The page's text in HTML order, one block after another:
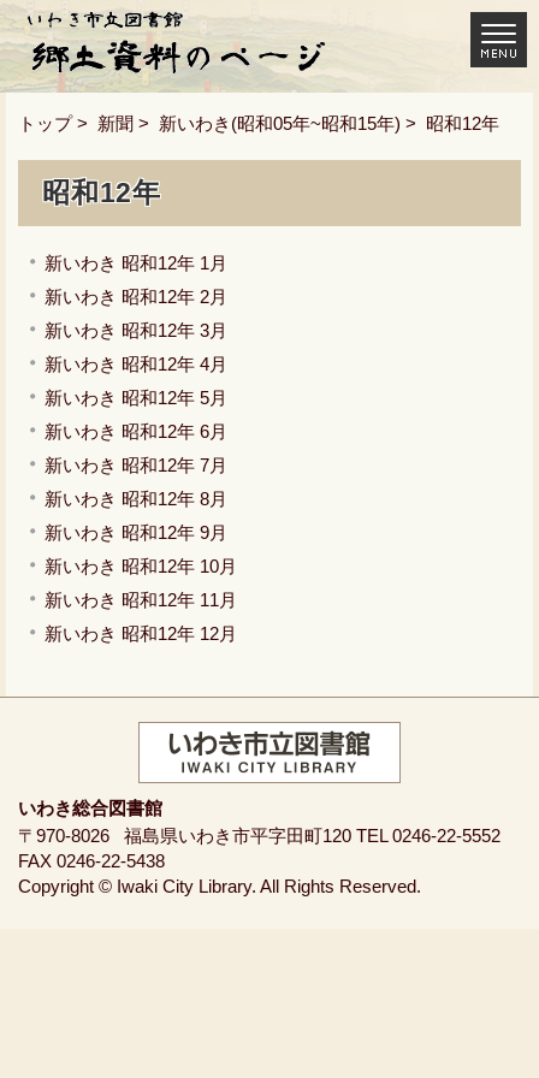
トップ> 新聞 > 新いわき(昭和05年~昭和15年) > 昭和12年
昭和12年
新いわき 昭和12年 1月
新いわき 昭和12年 2月
新いわき 昭和12年 3月
新いわき 昭和12年 4月
新いわき 昭和12年 5月
新いわき 昭和12年 6月
新いわき 昭和12年 7月
新いわき 昭和12年 8月
新いわき 昭和12年 9月
新いわき 昭和12年 10月
新いわき 昭和12年 11月
新いわき 昭和12年 12月
いわき総合図書館
〒970-8026
福島県いわき市平字田町120 TEL 0246-22-5552
FAX 0246-22-5438
Copyright © Iwaki City Library. All Rights Reserved.